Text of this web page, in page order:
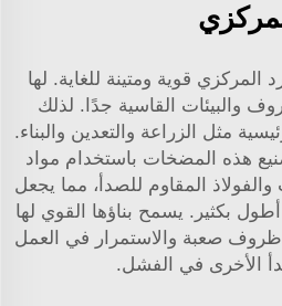
قوية ومتينة للغاية. لها
والبيئات القاسية جدًا. لذلك
مثل الزراعة والتعدين والبناء.
هذه المضخات باستخدام مواد
المقاوم للصدأ، مما يجعل
بكثير. يسمح بناؤها القوي لها
ظروف صعبة والاستمرار في العمل
الأخرى في الفشل.